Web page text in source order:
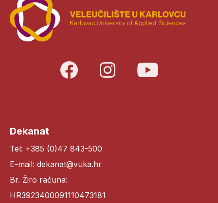
Dekanat
Tel: +385 (0)47 843-500
E-mail: dekanat@vuka.hr
Br. Žiro računa:
HR3923400091110473181